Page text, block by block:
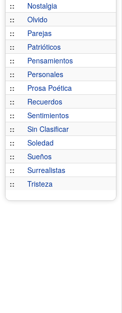
::
Nostalgia
::
Olvido
::
Parejas
::
Patrióticos
::
Pensamientos
::
Personales
::
Prosa Poética
::
Recuerdos
::
Sentimientos
::
Sin Clasificar
::
Soledad
::
Sueños
::
Surrealistas
::
Tristeza